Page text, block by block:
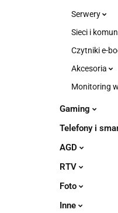
Serwery
Sieci i
Czytniki e-
Akcesoria
Monitoring
Gaming
Telefony i
AGD
RTV
Foto
Inne